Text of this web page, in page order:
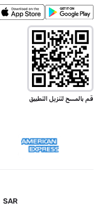
قم بالمسح لتنزيل التطبيق
SAR